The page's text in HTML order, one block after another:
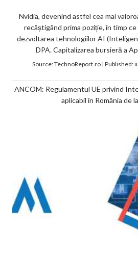
Nvidia, devenind astfel cea mai
recâștigând prima poziție, în timp
dezvoltarea tehnologiilor AI
DPA. Capitalizarea bursieră a
Source:TechnoReport.ro| Published:
ANCOM: Regulamentul UE privind
aplicabil în România de